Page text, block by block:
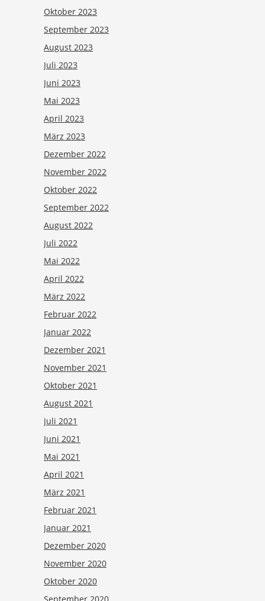
Oktober 2023
September 2023
August 2023
Juli 2023
Juni 2023
Mai 2023
April 2023
März 2023
Dezember 2022
November 2022
Oktober 2022
September 2022
August 2022
Juli 2022
Mai 2022
April 2022
März 2022
Februar 2022
Januar 2022
Dezember 2021
November 2021
Oktober 2021
August 2021
Juli 2021
Juni 2021
Mai 2021
April 2021
März 2021
Februar 2021
Januar 2021
Dezember 2020
November 2020
Oktober 2020